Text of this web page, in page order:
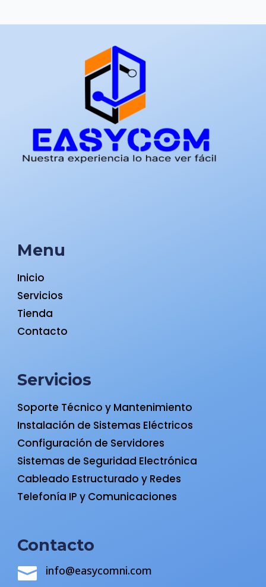
Menu
Inicio
Servicios
Tienda
Contacto
Servicios
Soporte Técnico y Mantenimiento
Instalación de Sistemas Eléctricos
Configuración de Servidores
Sistemas de Seguridad Electrónica
Cableado Estructurado y Redes
Telefonía IP y Comunicaciones
Contacto
 info@easycomni.com